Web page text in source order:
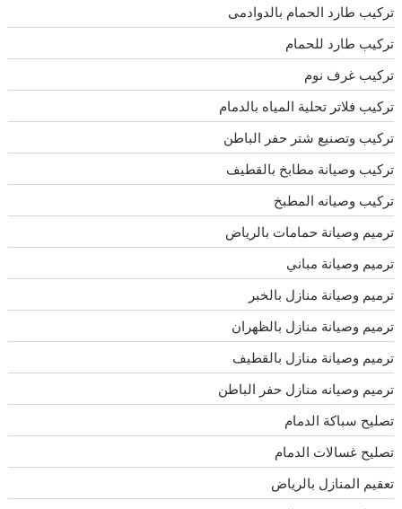
تركيب طارد الحمام بالدوادمى
تركيب طارد للحمام
تركيب غرف نوم
تركيب فلاتر تحلية المياه بالدمام
تركيب وتصنيع شتر حفر الباطن
تركيب وصيانة مطابخ بالقطيف
تركيب وصيانه المطبخ
ترميم وصيانة حمامات بالرياض
ترميم وصيانة مباني
ترميم وصيانة منازل بالخبر
ترميم وصيانة منازل بالظهران
ترميم وصيانة منازل بالقطيف
ترميم وصيانه منازل حفر الباطن
تصليح سباكة الدمام
تصليح غسالات الدمام
تعقيم المنازل بالرياض